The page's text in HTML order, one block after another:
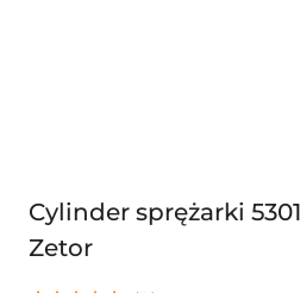
Cylinder sprężarki
Zetor